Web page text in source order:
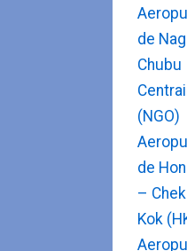
de
Chubu
(NGO)
de
–
Kok